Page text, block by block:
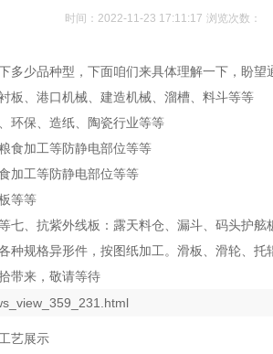
时间：2022-11-23 17:11:17 浏览次数：
多少品种型，下面咱们来具体理解一下，盼
、港口机械、建造机械、溜槽、料斗等等
环保、造纸、陶瓷行业等等
食加工等防静电部位等等
加工等防静电部位等等
等等
七、抗紫外线板：露天料仓、漏斗、码头护舷
种规格异形件，按图纸加工。滑板、滑轮、
带来，敬请等待
艺展示